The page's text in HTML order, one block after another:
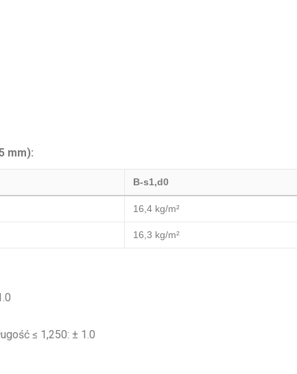
mm):
B-s1,d0
16,4 kg/m²
16,3 kg/m²
≤ 1,250: ± 1.0